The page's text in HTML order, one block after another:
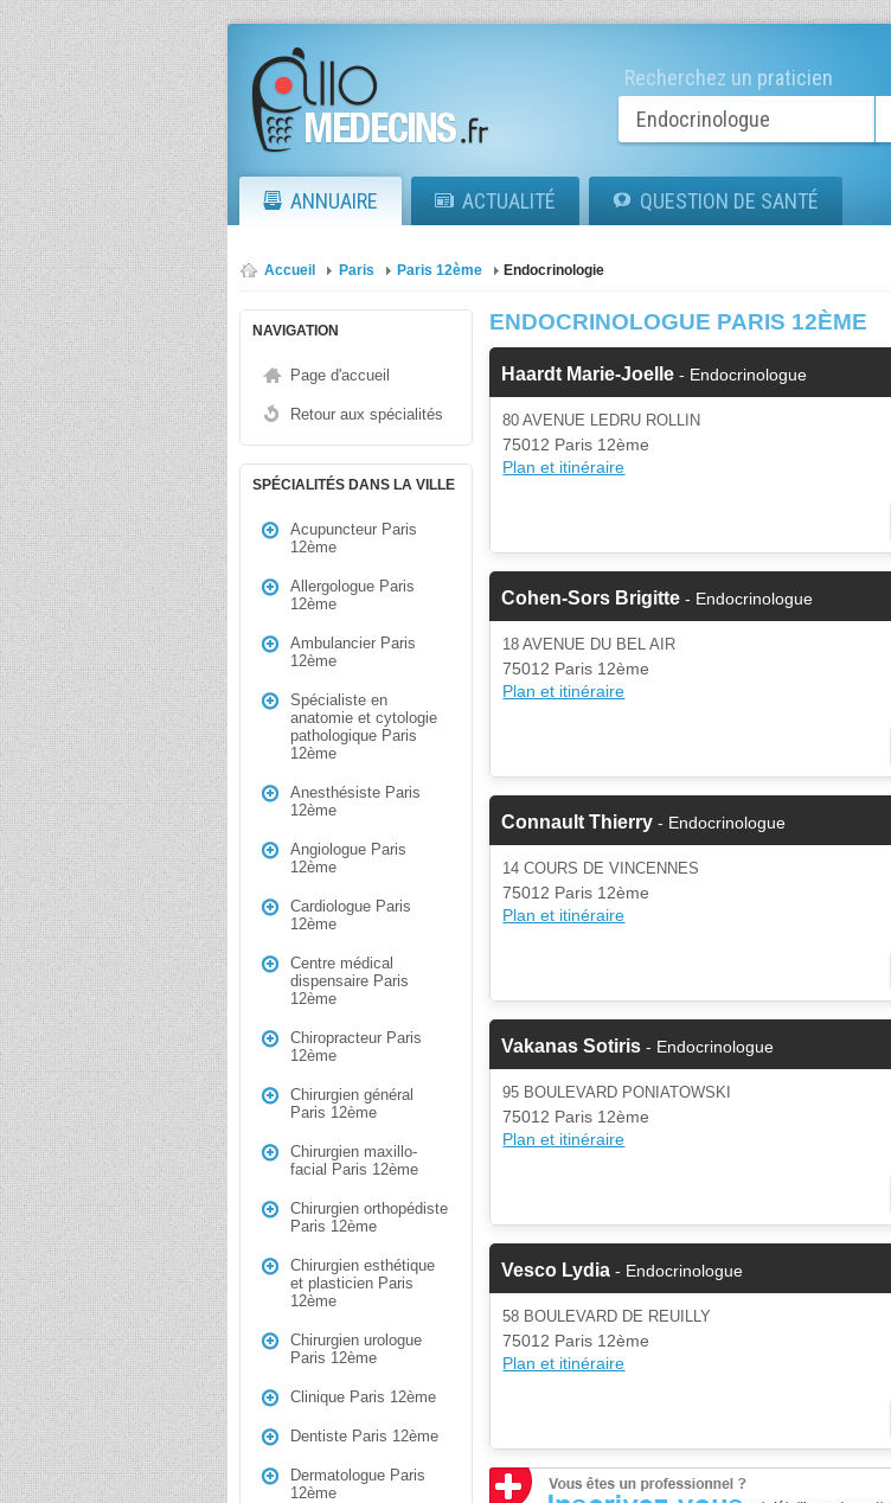
Recherchez un praticien
ANNUAIRE ACTUALITÉ QUESTION DE SANTÉ
Accueil Paris Paris 12ème Endocrinologie
NAVIGATION
Page d'accueil
Retour aux spécialités
SPÉCIALITÉS DANS LA VILLE
Acupuncteur Paris
12ème
Allergologue Paris
12ème
Ambulancier Paris
12ème
Spécialiste en
anatomie et cytologie
pathologique Paris
12ème
Anesthésiste Paris
12ème
Angiologue Paris
12ème
Cardiologue Paris
12ème
Centre médical
dispensaire Paris
12ème
Chiropracteur Paris
12ème
Chirurgien général
Paris 12ème
Chirurgien maxillo-
facial Paris 12ème
Chirurgien orthopédiste
Paris 12ème
Chirurgien esthétique
et plasticien Paris
12ème
Chirurgien urologue
Paris 12ème
Clinique Paris 12ème
Dentiste Paris 12ème
Dermatologue Paris
12ème
ENDOCRINOLOGUE PARIS 12ÈME
Haardt Marie-Joelle - Endocrinologue
80 AVENUE LEDRU ROLLIN
75012 Paris 12ème
Plan et itinéraire
Cohen-Sors Brigitte - Endocrinologue
18 AVENUE DU BEL AIR
75012 Paris 12ème
Plan et itinéraire
Connault Thierry - Endocrinologue
14 COURS DE VINCENNES
75012 Paris 12ème
Plan et itinéraire
Vakanas Sotiris - Endocrinologue
95 BOULEVARD PONIATOWSKI
75012 Paris 12ème
Plan et itinéraire
Vesco Lydia - Endocrinologue
58 BOULEVARD DE REUILLY
75012 Paris 12ème
Plan et itinéraire